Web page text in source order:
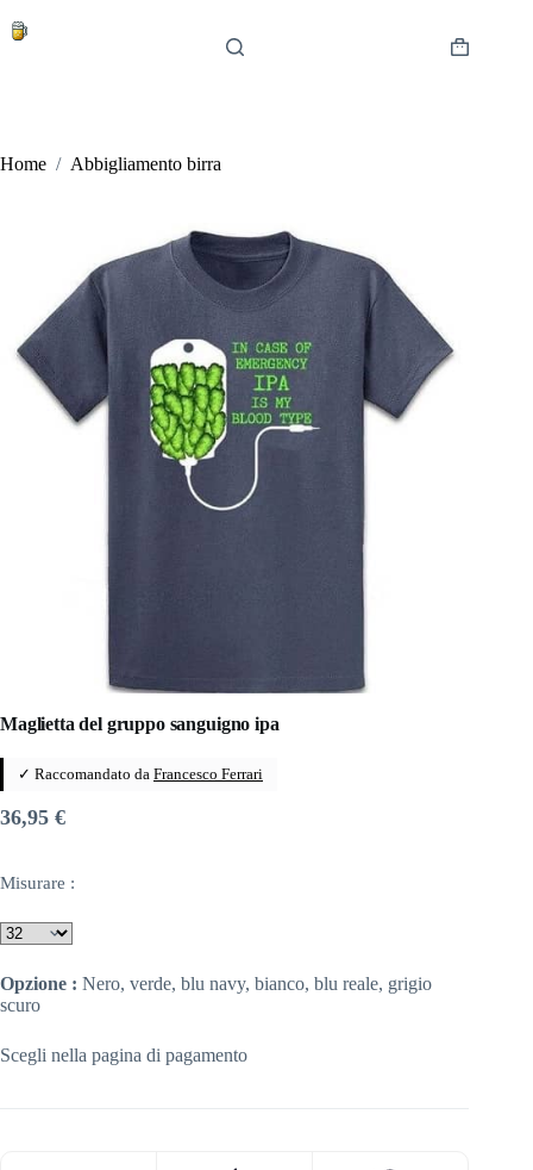
Carrello
Home / Abbigliamento birra
Maglietta del gruppo sanguigno ipa
✓ Raccomandato da Francesco Ferrari
36,95 €
Misurare :
Opzione : Nero, verde, blu navy, bianco, blu reale, grigio
scuro
Scegli nella pagina di pagamento